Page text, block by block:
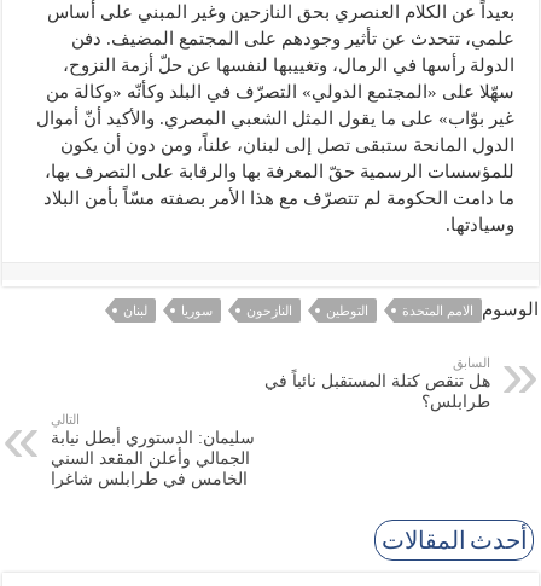
بعيداً عن الكلام العنصري بحق النازحين وغير المبني على أساس
علمي، تتحدث عن تأثير وجودهم على المجتمع المضيف. دفن
الدولة رأسها في الرمال، وتغييبها لنفسها عن حلّ أزمة النزوح،
سهّلا على «المجتمع الدولي» التصرّف في البلد وكأنّه «وكالة من
غير بوّاب» على ما يقول المثل الشعبي المصري. والأكيد أنّ أموال
الدول المانحة ستبقى تصل إلى لبنان، علناً، ومن دون أن يكون
للمؤسسات الرسمية حقّ المعرفة بها والرقابة على التصرف بها،
ما دامت الحكومة لم تتصرّف مع هذا الأمر بصفته مسّاً بأمن البلاد
وسيادتها.
الوسوم الامم المتحدة التوطين النازحون سوريا لبنان
السابق
هل تنقص كتلة المستقبل نائباً في
طرابلس؟
التالي
سليمان: الدستوري أبطل نيابة
الجمالي وأعلن المقعد السني
الخامس في طرابلس شاغرا
أحدث المقالات